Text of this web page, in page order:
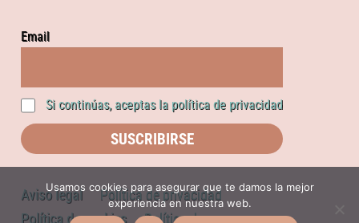
Email
Si continúas, aceptas la política de privacidad
Aviso legal
Política de privacidad
Política de cookies
Política de compras
Usamos cookies para asegurar que te damos la mejor
experiencia en nuestra web.